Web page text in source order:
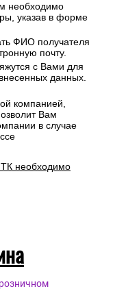
необходимо
указав в форме
ФИО получателя
почту.
с Вами для
данных.
компанией,
Вам
в случае
ТК необходимо
розничном